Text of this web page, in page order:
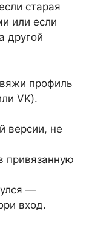
старая
или если
другой
профиль
VK).
версии, не
привязанную
—
вход.